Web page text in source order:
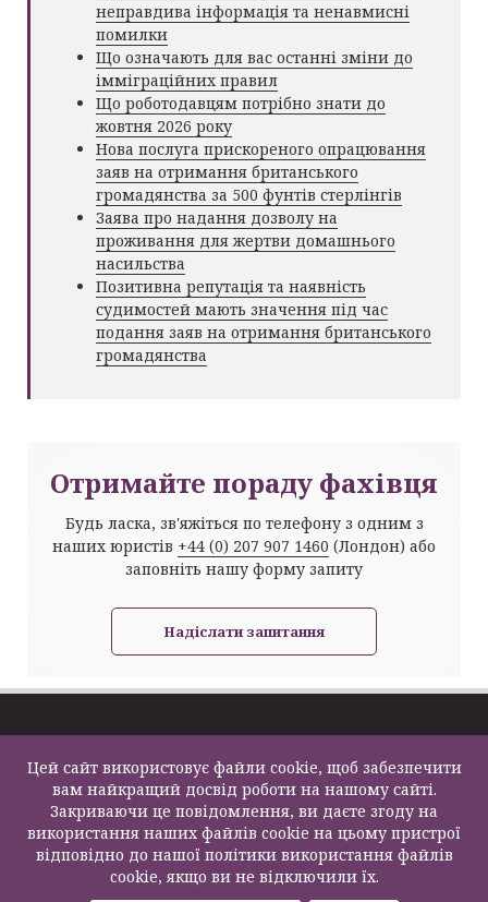
неправдива інформація та ненавмисні
помилки
Що означають для вас останні зміни до
імміграційних правил
Що роботодавцям потрібно знати до
жовтня 2026 року
Нова послуга прискореного опрацювання
заяв на отримання британського
громадянства за 500 фунтів стерлінгів
Заява про надання дозволу на
проживання для жертви домашнього
насильства
Позитивна репутація та наявність
судимостей мають значення під час
подання заяв на отримання британського
громадянства
Отримайте пораду фахівця
Будь ласка, зв'яжіться по телефону з одним з
наших юристів +44 (0) 207 907 1460 (Лондон) або
заповніть нашу форму запиту
Надіслати запитання
Про компанію
Задати питання
Карта сайту
Контакти
Імміграція та
Візи
Податки та пенсії
Бізнес послуги
Нерухомість
Освіта
Law Firm Limited
2000 – 2026©
F200500002
Цей сайт використовує файли cookie, щоб забезпечити
вам найкращий досвід роботи на нашому сайті.
Закриваючи це повідомлення, ви даєте згоду на
використання наших файлів cookie на цьому пристрої
відповідно до нашої політики використання файлів
cookie, якщо ви не відключили їх.